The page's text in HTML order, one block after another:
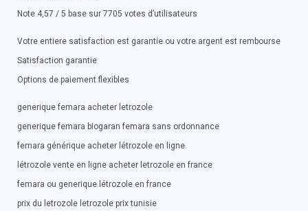
Note 4,57 / 5 base sur 7705 votes d’utilisateurs
Votre entiere satisfaction est garantie ou votre argent est rembourse
Satisfaction garantie
Options de paiement flexibles
generique femara acheter letrozole
generique femara biogaran femara sans ordonnance
femara générique acheter létrozole en ligne
létrozole vente en ligne acheter letrozole en france
femara ou generique létrozole en france
prix du letrozole letrozole prix tunisie